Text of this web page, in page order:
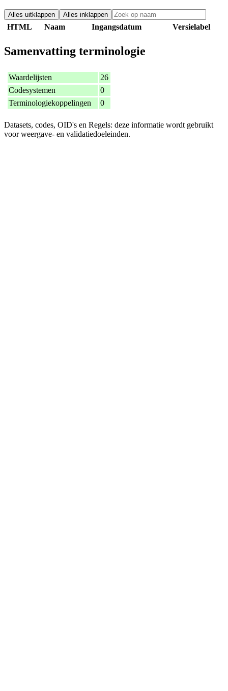
Alles uitklappen Alles inklappen
HTML Naam Ingangsdatum Versielabel
Samenvatting terminologie
Waardelijsten
26
Codesystemen
0
Terminologiekoppelingen
0
Datasets, codes, OID's en Regels: deze informatie wordt gebruikt
voor weergave- en validatiedoeleinden.